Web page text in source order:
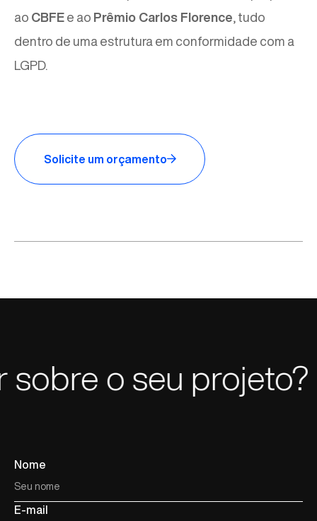
ao CBFE e ao Prêmio Carlos Florence , tudo
dentro de uma estrutura em conformidade com a
LGPD.
Solicite um orçamento
o seu projeto?
Nome
E-mail